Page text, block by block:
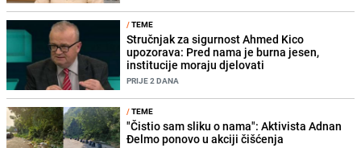
/TEME
Stručnjak za sigurnost Ahmed Kico
upozorava: Pred nama je burna jesen,
institucije moraju djelovati
PRIJE 2 DANA
/TEME
"Čistio sam sliku o nama": Aktivista Adnan
Đelmo ponovo u akciji čišćenja